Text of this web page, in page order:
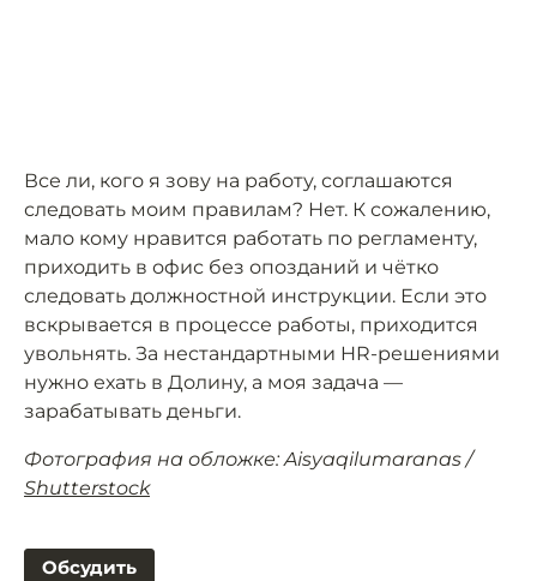
Все ли, кого я зову на работу, соглашаются
следовать моим правилам? Нет. К сожалению,
мало кому нравится работать по регламенту,
приходить в офис без опозданий и чётко
следовать должностной инструкции. Если это
вскрывается в процессе работы, приходится
увольнять. За нестандартными HR-решениями
нужно ехать в Долину, а моя задача —
зарабатывать деньги.
Фотография на обложке: Aisyaqilumaranas /
Shutterstock
Обсудить